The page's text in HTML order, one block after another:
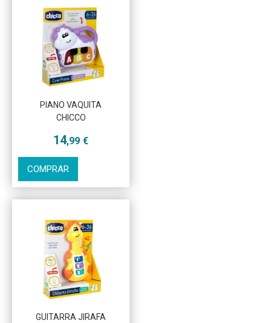
PIANO VAQUITA
CHICCO
14,99 €
COMPRAR
GUITARRA JIRAFA
Más info
Más info